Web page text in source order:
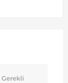
Gerekli